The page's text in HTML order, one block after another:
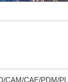
CAM/CAE/PDM/